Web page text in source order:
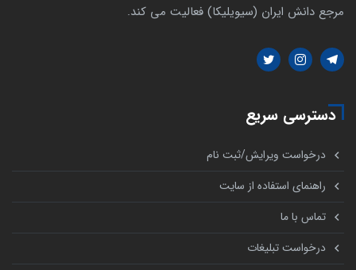
مرجع دانش ایران (سیویلیکا) فعالیت می کند.
دسترسی سریع
درخواست ویرایش/ثبت نام
راهنمای استفاده از سایت
تماس با ما
درخواست تبلیغات